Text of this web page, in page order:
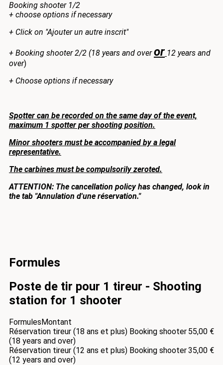
Booking shooter 1/2
+ choose options if necessary
+ Click on "Ajouter un autre inscrit"
+ Booking shooter 2/2 (18 years and overor 12 years and
over)
+ Choose options if necessary
Spotter can be recorded on the same day of the event,
maximum 1 spotter per shooting position.
Minor shooters must be accompanied by a legal
representative.
The carbines must be compulsorily zeroted.
ATTENTION: The cancellation policy has changed, look in
the tab "Annulation d'une réservation."
Formules
Poste de tir pour 1 tireur - Shooting
station for 1 shooter
FormulesMontant
Réservation tireur (18 ans et plus) Booking shooter
(18 years and over)
55,00 €
Réservation tireur (12 ans et plus) Booking shooter
(12 years and over)
35,00 €